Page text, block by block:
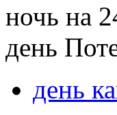
ночь на
день
день